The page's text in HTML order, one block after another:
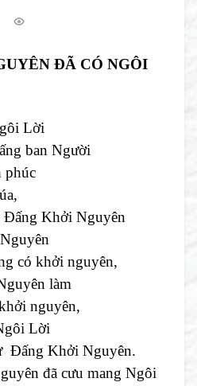
ĐÃ CÓ NGÔI
Lời
ban Người
Khởi Nguyên
khởi nguyên,
làm
nguyên,
Lời
Khởi Nguyên.
đã cưu mang Ngôi